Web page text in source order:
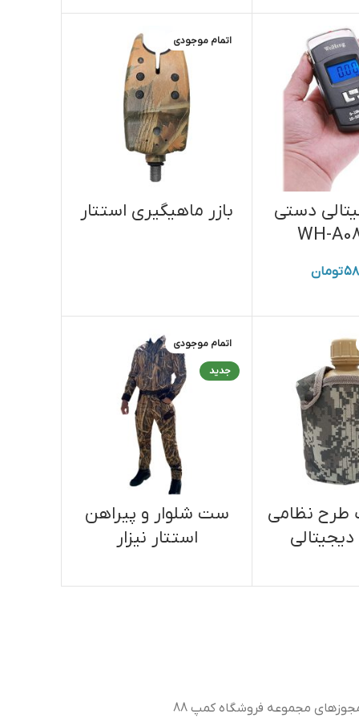
دستی
تومان
اتمام موجودی
بازر ماهیگیری استتار
طرح نظامی
دیجیتالی
اتمام موجودی
جدید
ست شلوار و پیراهن
استتار نیزار
مجموعه فروشگاه کمپ 88